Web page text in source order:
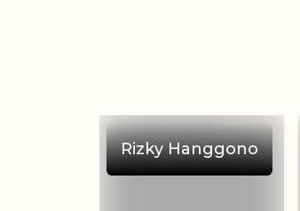
Rizky Hanggono